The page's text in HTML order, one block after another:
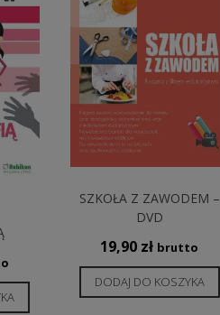
SZKOŁA Z ZAWODEM –
DVD
19,90 zł brutto
DODAJ DO KOSZYKA